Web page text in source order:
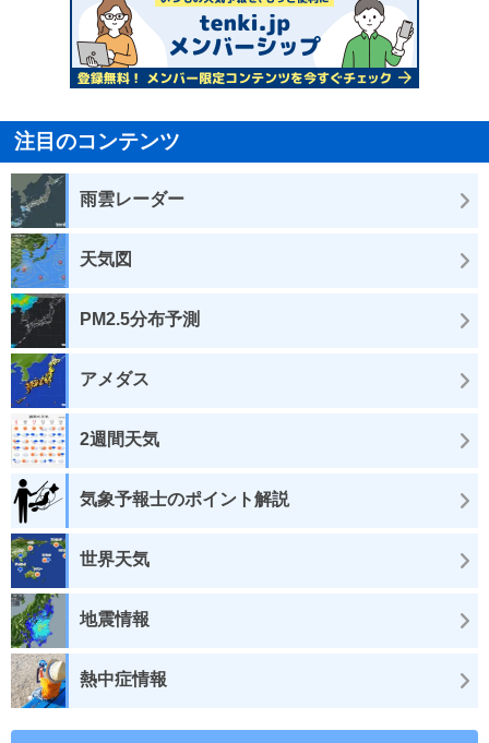
注目のコンテンツ
雨雲レーダー
天気図
PM2.5分布予測
アメダス
2週間天気
気象予報士のポイント解説
世界天気
地震情報
熱中症情報